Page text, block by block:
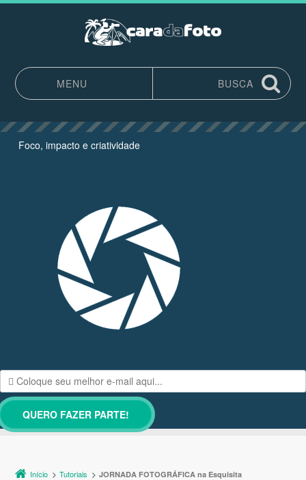
MENU
BUSCA
Foco, impacto e criatividade
Início Tutoriais
JORNADA FOTOGRÁFICA na Esquisita